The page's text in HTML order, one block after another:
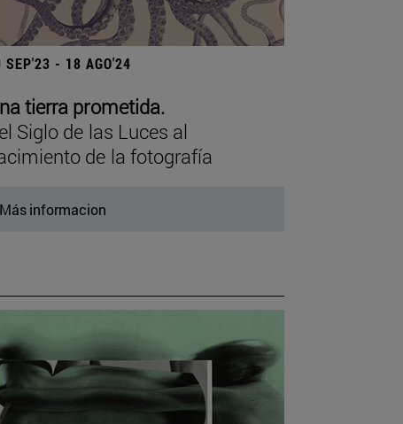
SEP'23 - 18 AGO'24
tierra prometida.
Siglo de las Luces al
de la fotografía
Más informacion